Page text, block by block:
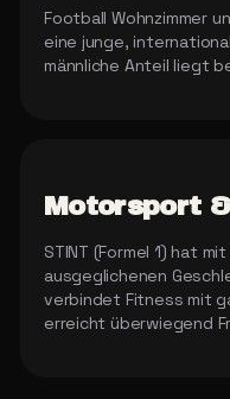
Football Wohnzimmer
eine junge,
männliche Anteil liegt
Motorsport
STINT (Formel 1) hat
ausgeglichenen
verbindet Fitness mit
erreicht überwiegend